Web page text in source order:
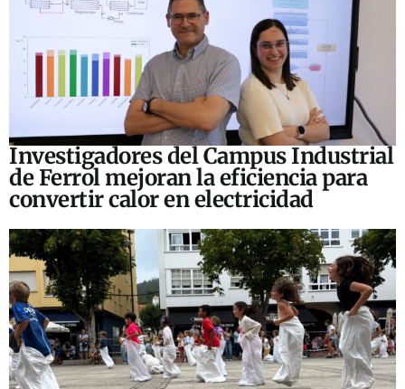
Investigadores del Campus Industrial
de Ferrol mejoran la eficiencia para
convertir calor en electricidad